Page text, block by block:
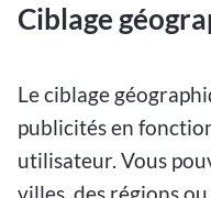
Ciblage
Le ciblage
publicités en
utilisateur. Vous